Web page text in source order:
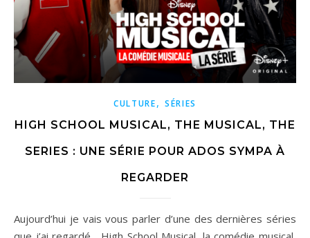
CULTURE, SÉRIES
HIGH SCHOOL MUSICAL, THE MUSICAL, THE
SERIES : UNE SÉRIE POUR ADOS SYMPA À
REGARDER
Aujourd’hui je vais vous parler d’une des dernières séries